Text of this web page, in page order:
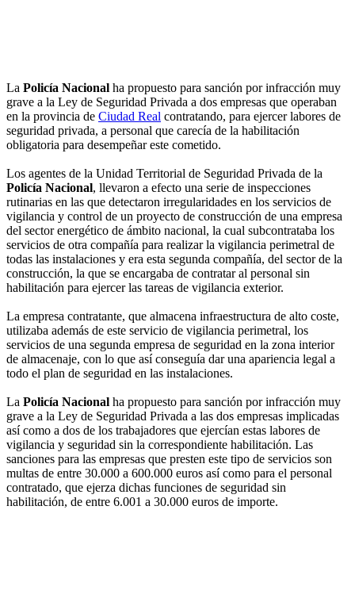
La Policía Nacional ha propuesto para sanción por infracción muy
grave a la Ley de Seguridad Privada a dos empresas que operaban
en la provincia de Ciudad Real contratando, para ejercer labores de
seguridad privada, a personal que carecía de la habilitación
obligatoria para desempeñar este cometido.
Los agentes de la Unidad Territorial de Seguridad Privada de la
Policía Nacional, llevaron a efecto una serie de inspecciones
rutinarias en las que detectaron irregularidades en los servicios de
vigilancia y control de un proyecto de construcción de una empresa
del sector energético de ámbito nacional, la cual subcontrataba los
servicios de otra compañía para realizar la vigilancia perimetral de
todas las instalaciones y era esta segunda compañía, del sector de la
construcción, la que se encargaba de contratar al personal sin
habilitación para ejercer las tareas de vigilancia exterior.
La empresa contratante, que almacena infraestructura de alto coste,
utilizaba además de este servicio de vigilancia perimetral, los
servicios de una segunda empresa de seguridad en la zona interior
de almacenaje, con lo que así conseguía dar una apariencia legal a
todo el plan de seguridad en las instalaciones.
La Policía Nacional ha propuesto para sanción por infracción muy
grave a la Ley de Seguridad Privada a las dos empresas implicadas
así como a dos de los trabajadores que ejercían estas labores de
vigilancia y seguridad sin la correspondiente habilitación. Las
sanciones para las empresas que presten este tipo de servicios son
multas de entre 30.000 a 600.000 euros así como para el personal
contratado, que ejerza dichas funciones de seguridad sin
habilitación, de entre 6.001 a 30.000 euros de importe.